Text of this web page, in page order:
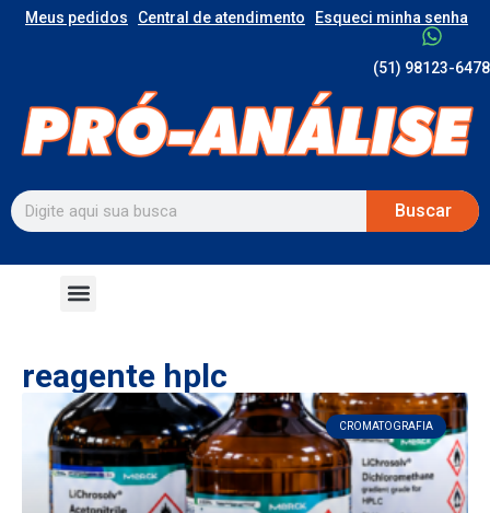
Meus pedidos Central de atendimento Esqueci minha senha
(51) 98123-6478
Buscar
reagente hplc
CROMATOGRAFIA